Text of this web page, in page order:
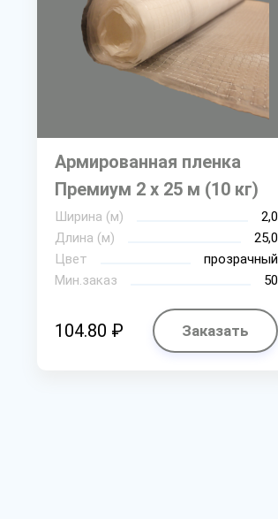
Армированная пленка
Премиум 2 х 25 м (10 кг)
Ширина (м)
2,0
Длина (м)
25,0
Цвет
прозрачный
Мин.заказ
50
104.80 ₽ Заказать